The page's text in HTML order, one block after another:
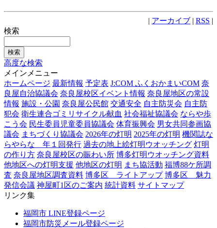
| アーカイブ | RSS |
検索
高度な検索
メインメニュー
ホームページ 最新情報 予定表 J:COM ふくおかまいCOM 奈
良屋自治協議会 奈良屋校区イベント情報 奈良屋地区の常設
情報 施設・公園 奈良屋公民館 交通安全 自主防災会 自主防
犯会 衛生連合ゴミリサイクル献血 社会福祉協議会 ならや歩
こう会 民生委員児童委員協議会 体育振興会 男女共同参画協
議会 まちづくり協議会 2026年の灯明 2025年の灯明 機関誌な
らやらな 年１回発行 過去の地上絵灯明ウオッチング 灯明
の作り方 奈良屋校区の賑わい所 博多灯明ウオッチング資料
他地区への灯明支援 他地区の灯明 まち協活動 福博88ケ所調
査 奈良屋地区調査資料 博多区 ライトアップ 博多区 魅力
発信会議 神屋町1区のご案内 統計資料 サイトマップ
リンク集
福岡市 LINE登録ページ
福岡市防災メール登録ページ